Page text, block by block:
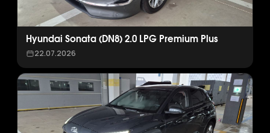
Hyundai Sonata (DN8) 2.0 LPG Premium Plus
22.07.2026